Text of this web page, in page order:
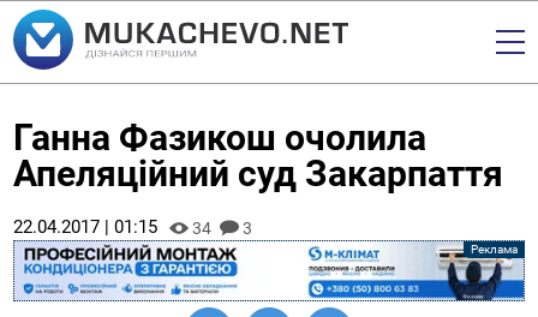
Ганна Фазикош очолила
Апеляційний суд Закарпаття
22.04.2017 | 01:15 34 3